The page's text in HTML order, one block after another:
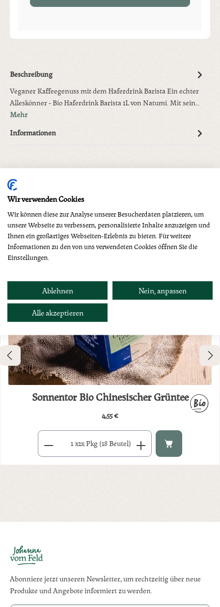
Wir verwenden Cookies
Wir können diese zur Analyse unserer Besucherdaten platzieren, um
unsere Webseite zu verbessern, personalisierte Inhalte anzuzeigen und
Ihnen ein großartiges Webseiten-Erlebnis zu bieten. Für weitere
Informationen zu den von uns verwendeten Cookies öffnen Sie die
Einstellungen.
Ablehnen Nein, anpassen
Alle akzeptieren
Beschreibung
Veganer Kaffeegenuss mit dem Haferdrink Barista Ein echter
Alleskönner - Bio Haferdrink Barista 1L von Natumi. Mit sein…
Mehr
Informationen
Produktgalerie überspringen
Dazu empfehlen wir
Sonnentor Bio Chinesischer Grüntee
Regulärer Preis:
4,55 €
Produkt Anzahl: Gib den gewünschten Wert ein oder benutze
x1x Pkg (18 Beutel)
Abonniere jetzt unseren Newsletter, um rechtzeitig über neue
Produkte und Angebote informiert zu werden.